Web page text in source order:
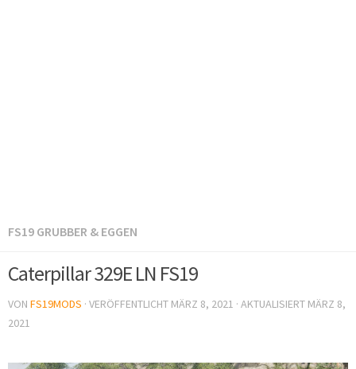
FS19 GRUBBER & EGGEN
Caterpillar 329E LN FS19
VON FS19MODS · VERÖFFENTLICHT MÄRZ 8, 2021 · AKTUALISIERT MÄRZ 8,
2021